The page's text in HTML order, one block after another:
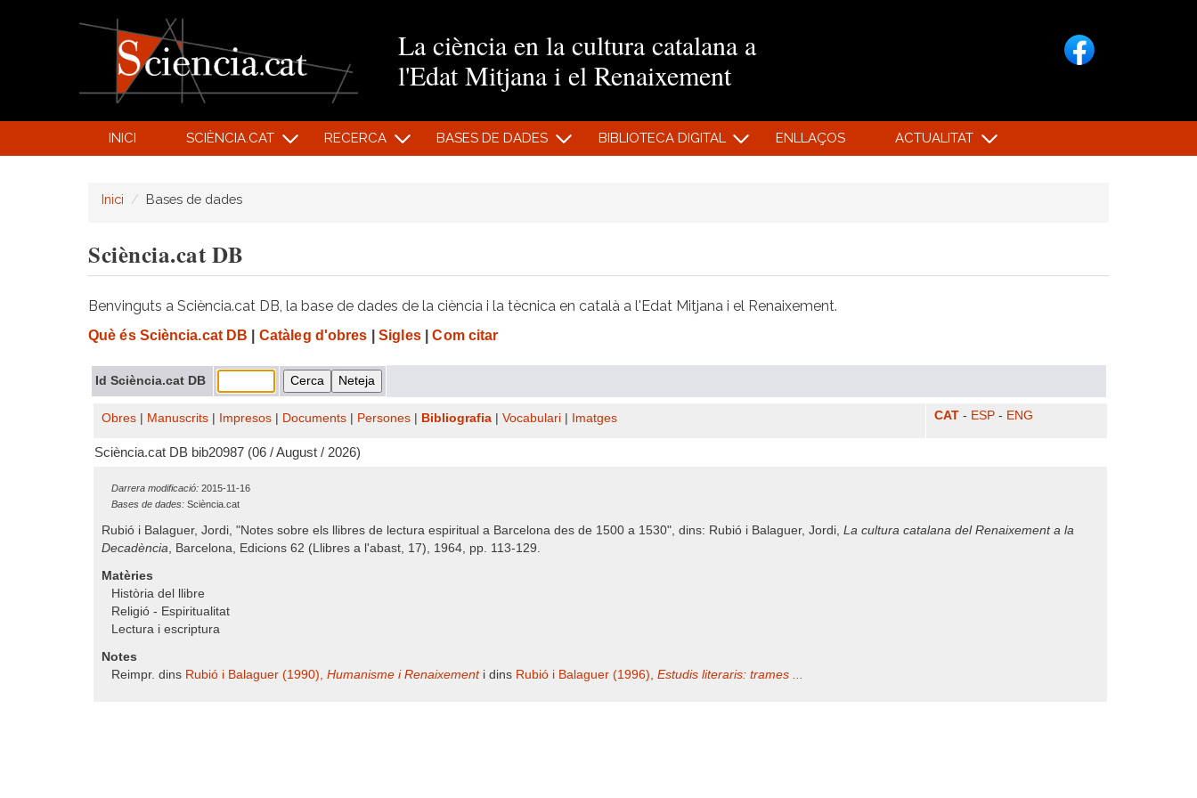
La ciència en la cultura catalana a
l'Edat Mitjana i el Renaixement
INICI SCIÈNCIA.CAT RECERCA BASES DE DADES BIBLIOTECA DIGITAL ENLLAÇOS ACTUALITAT
Inici Bases de dades
Sciència.cat DB
Benvinguts a Sciència.cat DB, la base de dades de la ciència i la tècnica en català a l'Edat Mitjana i el Renaixement.
Què és Sciència.cat DB Catàleg d'obres Sigles| Com citar
Id Sciència.cat DB
Obres Manuscrits Impresos Documents Persones Bibliografia Vocabulari Imatges CAT - ESP - ENG
Sciència.cat DB bib20987 (06 / August / 2026)
Darrera modificació: 2015-11-16
Bases de dades: Sciència.cat
Rubió i Balaguer, Jordi, "Notes sobre els llibres de lectura espiritual a Barcelona des de 1500 a 1530", dins: Rubió i Balaguer, Jordi, La cultura catalana del Renaixement a la
Decadència, Barcelona, Edicions 62 (Llibres a l'abast, 17), 1964, pp. 113-129.
Matèries
Història del llibre
Religió - Espiritualitat
Lectura i escriptura
Notes
Reimpr. dins Rubió i Balaguer (1990), Humanisme i Renaixementi dins Rubió i Balaguer (1996), Estudis literaris: trames ...